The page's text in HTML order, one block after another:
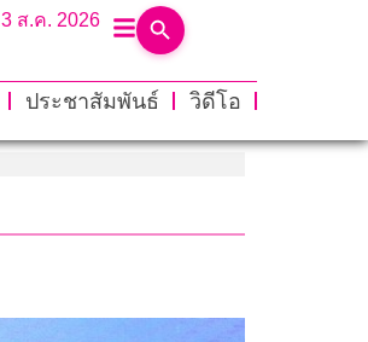
3 ส.ค. 2026
ประชาสัมพันธ์
วิดีโอ